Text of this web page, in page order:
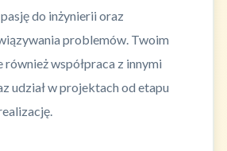
do inżynierii oraz
problemów. Twoim
również współpraca z innymi
udział w projektach od etapu